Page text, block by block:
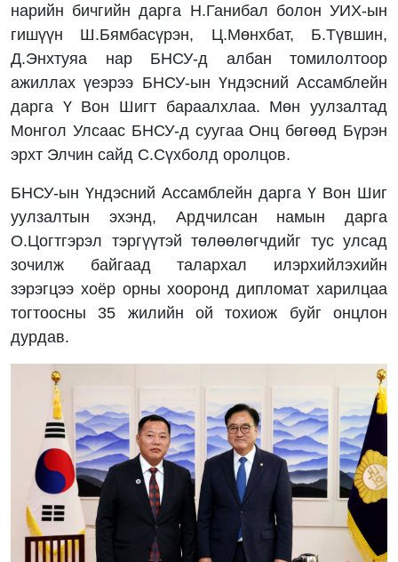
нарийн бичгийн дарга Н.Ганибал болон УИХ-ын
гишүүн Ш.Бямбасүрэн, Ц.Мөнхбат, Б.Түвшин,
Д.Энхтуяа нар БНСУ-д албан томилолтоор
ажиллах үеэрээ БНСУ-ын Үндэсний Ассамблейн
дарга Ү Вон Шигт бараалхлаа. Мөн уулзалтад
Монгол Улсаас БНСУ-д суугаа Онц бөгөөд Бүрэн
эрхт Элчин сайд С.Сүхболд оролцов.
БНСУ-ын Үндэсний Ассамблейн дарга Ү Вон Шиг
уулзалтын эхэнд, Ардчилсан намын дарга
О.Цогтгэрэл тэргүүтэй төлөөлөгчдийг тус улсад
зочилж байгаад талархал илэрхийлэхийн
зэрэгцээ хоёр орны хооронд дипломат харилцаа
тогтоосны 35 жилийн ой тохиож буйг онцлон
дурдав.